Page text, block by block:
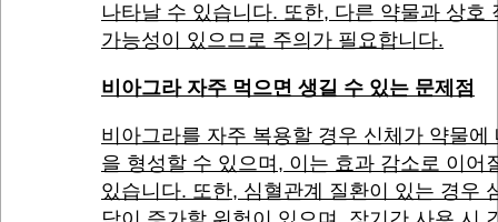
나타날 수 있습니다. 또한, 다른 약물과 상호
가능성이 있으므로 주의가 필요합니다.
비아그라 자주 먹으면 생길 수 있는 문제점
비아그라를 자주 복용할 경우 신체가 약물에
을 형성할 수 있으며, 이는 효과 감소로 이어
있습니다. 또한, 심혈관계 질환이 있는 경우